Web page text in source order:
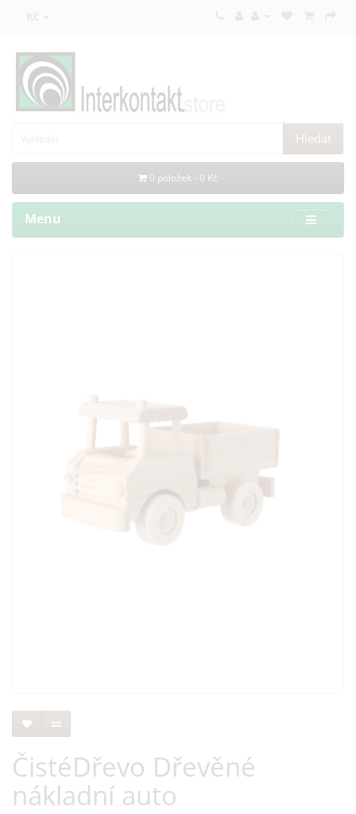
Kč
Hledat
0 položek - 0 Kč
Menu
ČistéDřevo Dřevěné
nákladní auto